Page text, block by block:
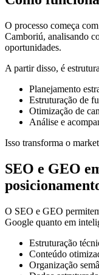
O processo começa
Camboriú, analisando
oportunidades.
A partir disso, é
Planejamento
Estruturação de
Otimização de
Análise e
Isso transforma o
SEO e GEO
O SEO e GEO
Google quanto em
Estruturação
Conteúdo
Organização